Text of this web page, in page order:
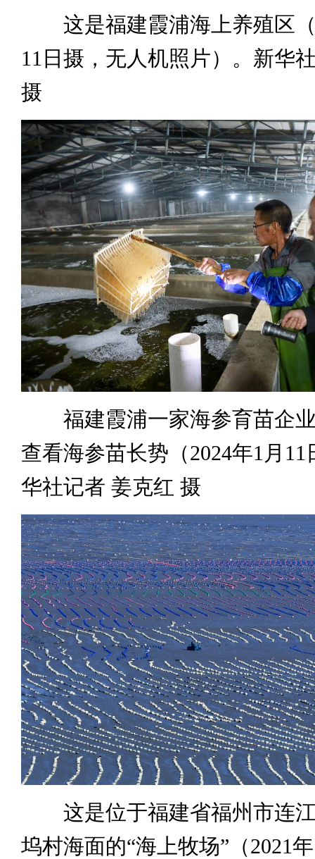
这是福建霞浦海上养殖区（
11日摄，无人机照片）。新华
摄
福建霞浦一家海参育苗企业
查看海参苗长势（2024年1月11
华社记者 姜克红 摄
这是位于福建省福州市连江
坞村海面的“海上牧场”（2021